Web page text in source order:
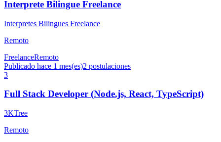
Interprete Bilingue Freelance
Interpretes Bilingues Freelance
Remoto
FreelanceRemoto
Publicado hace 1 mes(es)2 postulaciones
3
Full Stack Developer (Node.js, React, TypeScript)
3KTree
Remoto